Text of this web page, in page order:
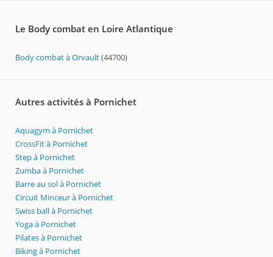
Le Body combat en Loire Atlantique
Body combat à Orvault(44700)
Autres activités à Pornichet
Aquagym à Pornichet
CrossFit à Pornichet
Step à Pornichet
Zumba à Pornichet
Barre au sol à Pornichet
Circuit Minceur à Pornichet
Swiss ball à Pornichet
Yoga à Pornichet
Pilates à Pornichet
Biking à Pornichet